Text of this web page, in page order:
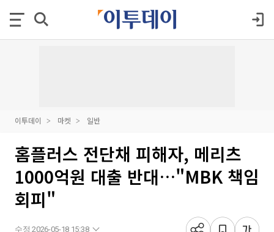
이투데이 마켓 일반
홈플러스 전단채 피해자, 메리츠
1000억원 대출 반대…"MBK 책임
회피"
수정 2026-05-18 15:38